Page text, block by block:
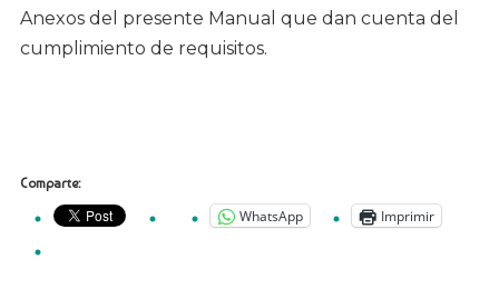
Anexos del presente Manual que dan cuenta del
cumplimiento de requisitos.
Comparte:
WhatsApp Imprimir